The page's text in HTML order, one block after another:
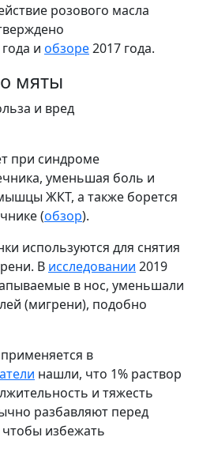
розового масла
и обзоре2017 года.
мяты
при синдроме
уменьшая боль и
ЖКТ, а также борется
(обзор).
используются для снятия
В исследовании 2019
в нос, уменьшали
(мигрени), подобно
в
нашли, что 1% раствор
и тяжесть
разбавляют перед
избежать